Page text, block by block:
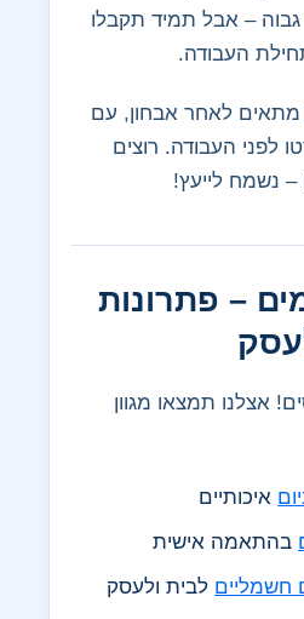
גבוה – אבל תמיד תקבלו
העבודה.
מתאים לאחר אבחון, עם
לפני העבודה. רוצים
– נשמח לייעץ!
– פתרונות
אצלנו תמצאו מגוון
איכותיים
בהתאמה אישית
חשמליים לבית ולעסק